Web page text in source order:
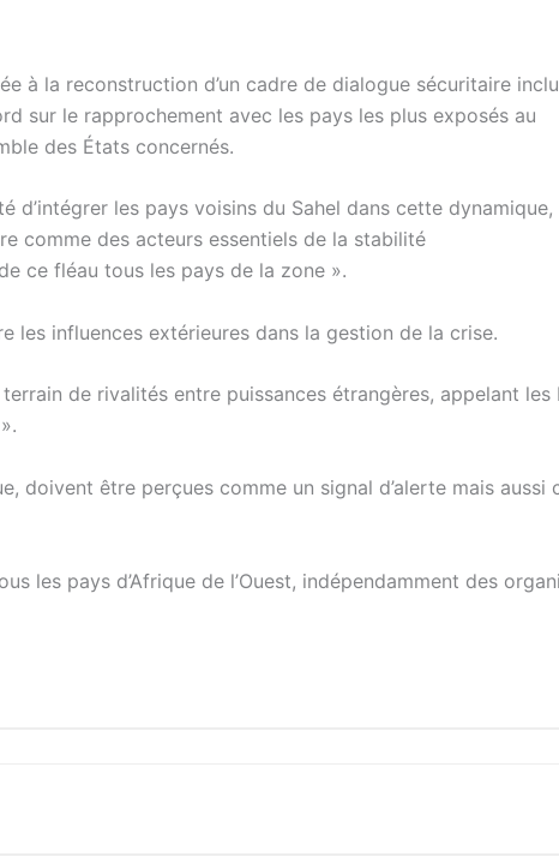
à la reconstruction d’un cadre de dialogue sécuritaire
sur le rapprochement avec les pays les plus exposés au
des États concernés.
d’intégrer les pays voisins du Sahel dans cette dynamique,
comme des acteurs essentiels de la stabilité
ce fléau tous les pays de la zone ».
les influences extérieures dans la gestion de la crise.
de rivalités entre puissances étrangères, appelant les
doivent être perçues comme un signal d’alerte mais aussi
les pays d’Afrique de l’Ouest, indépendamment des